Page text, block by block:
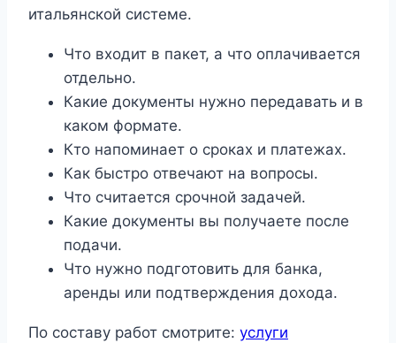
итальянской системе.
Что входит в пакет, а что оплачивается
отдельно.
Какие документы нужно передавать и в
каком формате.
Кто напоминает о сроках и платежах.
Как быстро отвечают на вопросы.
Что считается срочной задачей.
Какие документы вы получаете после
подачи.
Что нужно подготовить для банка,
аренды или подтверждения дохода.
По составу работ смотрите: услуги